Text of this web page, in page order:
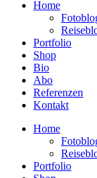
Home
Portfolio
Shop
Bio
Abo
Referenzen
Kontakt
Home
Portfolio